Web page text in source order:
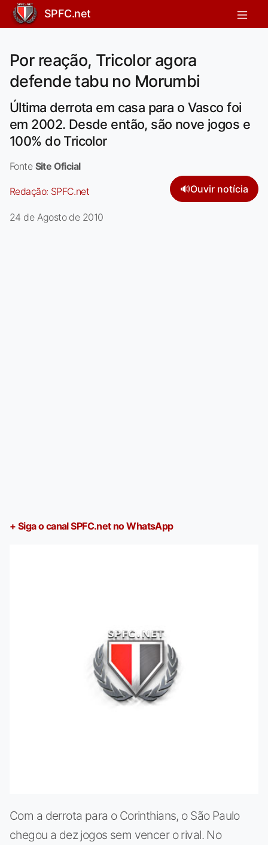
SPFC.net
Por reação, Tricolor agora
defende tabu no Morumbi
Última derrota em casa para o Vasco foi
em 2002. Desde então, são nove jogos e
100% do Tricolor
Fonte Site Oficial
Redação: SPFC.net 🔊Ouvir notícia
24 de Agosto de 2010
+ Siga o canal SPFC.net no WhatsApp
Com a derrota para o Corinthians, o São Paulo
chegou a dez jogos sem vencer o rival. No